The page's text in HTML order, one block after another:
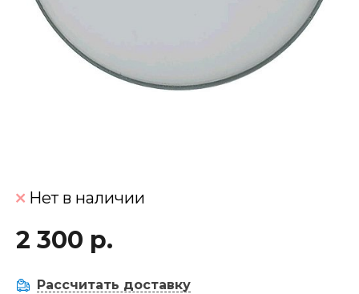
Нет в наличии
2 300 р.
Рассчитать доставку